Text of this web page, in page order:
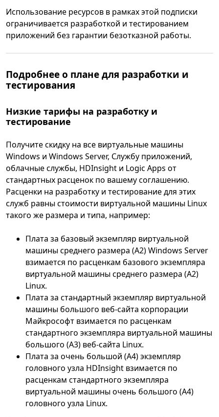
Использование ресурсов в рамках этой подписки
ограничивается разработкой и тестированием
приложений без гарантии безотказной работы.
Подробнее о плане для разработки и
тестирования
Низкие тарифы на разработку и
тестирование
Получите скидку на все виртуальные машины
Windows и Windows Server, Службу приложений,
облачные службы, HDInsight и Logic Apps от
стандартных расценок по вашему соглашению.
Расценки на разработку и тестирование для этих
служб равны стоимости виртуальной машины Linux
такого же размера и типа, например:
Плата за базовый экземпляр виртуальной
машины среднего размера (A2) Windows Server
взимается по расценкам базового экземпляра
виртуальной машины среднего размера (A2)
Linux.
Плата за стандартный экземпляр виртуальной
машины большого веб-сайта корпорации
Майкрософт взимается по расценкам
стандартного экземпляра виртуальной машины
большого (A3) веб-сайта Linux.
Плата за очень большой (A4) экземпляр
головного узла HDInsight взимается по
расценкам стандартного экземпляра
виртуальной машины очень большого (A4)
головного узла Linux.